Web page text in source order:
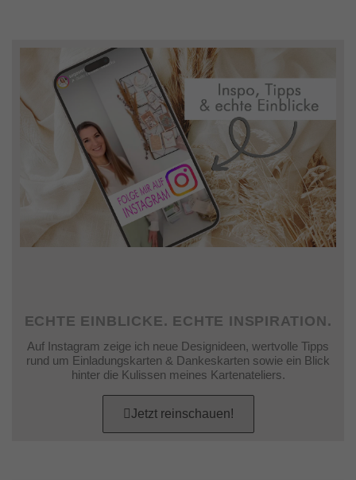
ECHTE EINBLICKE. ECHTE INSPIRATION.
Auf Instagram zeige ich neue Designideen, wertvolle Tipps
rund um Einladungskarten & Dankeskarten sowie ein Blick
hinter die Kulissen meines Kartenateliers.
Jetzt reinschauen!